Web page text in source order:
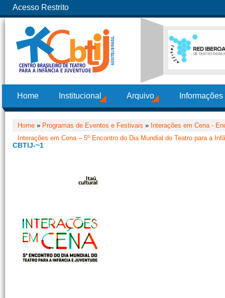
Acesso Restrito
Home Institucional Arquivo
Home » Programas de Eventos e Festivais » Interações em Cena -
Interações em Cena – 5º Encontro do Dia Mundial do Teatro para a
CBTIJ-~1